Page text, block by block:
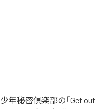
少年秘密倶楽部の「Get